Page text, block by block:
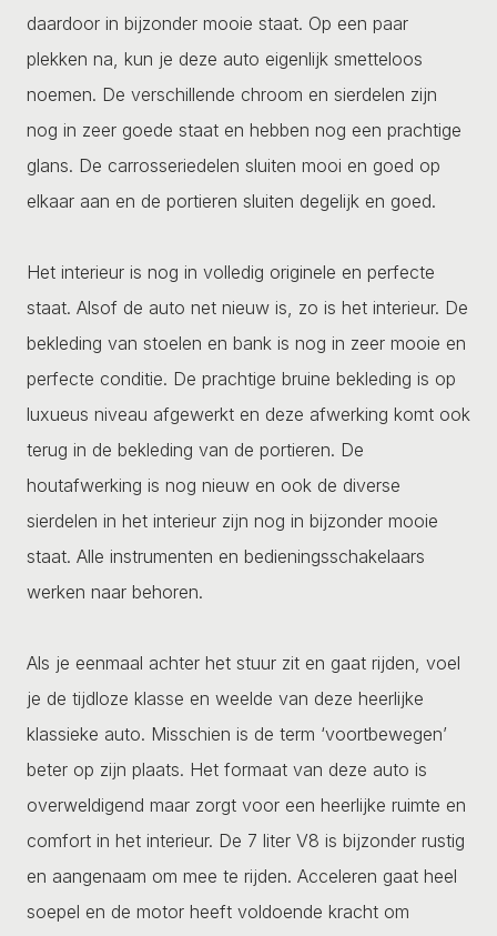
daardoor in bijzonder mooie staat. Op een paar
plekken na, kun je deze auto eigenlijk smetteloos
noemen. De verschillende chroom en sierdelen zijn
nog in zeer goede staat en hebben nog een prachtige
glans. De carrosseriedelen sluiten mooi en goed op
elkaar aan en de portieren sluiten degelijk en goed.
Het interieur is nog in volledig originele en perfecte
staat. Alsof de auto net nieuw is, zo is het interieur. De
bekleding van stoelen en bank is nog in zeer mooie en
perfecte conditie. De prachtige bruine bekleding is op
luxueus niveau afgewerkt en deze afwerking komt ook
terug in de bekleding van de portieren. De
houtafwerking is nog nieuw en ook de diverse
sierdelen in het interieur zijn nog in bijzonder mooie
staat. Alle instrumenten en bedieningsschakelaars
werken naar behoren.
Als je eenmaal achter het stuur zit en gaat rijden, voel
je de tijdloze klasse en weelde van deze heerlijke
klassieke auto. Misschien is de term ‘voortbewegen’
beter op zijn plaats. Het formaat van deze auto is
overweldigend maar zorgt voor een heerlijke ruimte en
comfort in het interieur. De 7 liter V8 is bijzonder rustig
en aangenaam om mee te rijden. Acceleren gaat heel
soepel en de motor heeft voldoende kracht om